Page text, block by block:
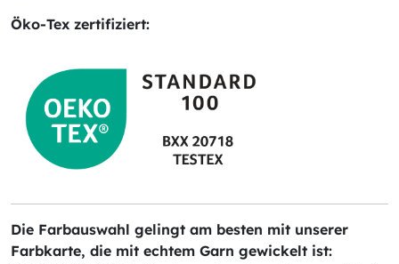
Öko-Tex zertifiziert:
Die Farbauswahl gelingt am besten mit unserer
Farbkarte, die mit echtem Garn gewickelt ist: